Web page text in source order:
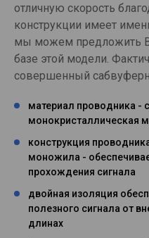
отличную скорость
конструкции имеет
мы можем предложить
базе этой модели.
совершенный
материал проводника -
монокристаллическая
конструкция
моножила -
прохождения сигнала
двойная изоляция
полезного сигнала от
длинах